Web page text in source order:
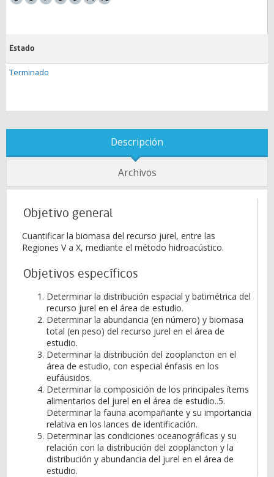
Estado
Terminado
Descripción
Archivos
Objetivo general
Cuantificar la biomasa del recurso jurel, entre las
Regiones V a X, mediante el método hidroacústico.
Objetivos específicos
Determinar la distribución espacial y batimétrica del
recurso jurel en el área de estudio.
Determinar la abundancia (en número) y biomasa
total (en peso) del recurso jurel en el área de
estudio.
Determinar la distribución del zooplancton en el
área de estudio, con especial énfasis en los
eufáusidos.
Determinar la composición de los principales ítems
alimentarios del jurel en el área de estudio..5.
Determinar la fauna acompañante y su importancia
relativa en los lances de identificación.
Determinar las condiciones oceanográficas y su
relación con la distribución del zooplancton y la
distribución y abundancia del jurel en el área de
estudio.